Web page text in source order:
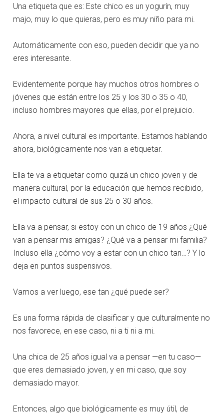
Una etiqueta que es: Este chico es un yogurín, muy
majo, muy lo que quieras, pero es muy niño para mi.
Automáticamente con eso, pueden decidir que ya no
eres interesante.
Evidentemente porque hay muchos otros hombres o
jóvenes que están entre los 25 y los 30 o 35 o 40,
incluso hombres mayores que ellas, por el prejuicio.
Ahora, a nivel cultural es importante. Estamos hablando
ahora, biológicamente nos van a etiquetar.
Ella te va a etiquetar como quizá un chico joven y de
manera cultural, por la educación que hemos recibido,
el impacto cultural de sus 25 o 30 años.
Ella va a pensar, si estoy con un chico de 19 años ¿Qué
van a pensar mis amigas? ¿Qué va a pensar mi familia?
Incluso ella ¿cómo voy a estar con un chico tan…? Y lo
deja en puntos suspensivos.
Vamos a ver luego, ese tan ¿qué puede ser?
Es una forma rápida de clasificar y que culturalmente no
nos favorece, en ese caso, ni a ti ni a mi.
Una chica de 25 años igual va a pensar —en tu caso—
que eres demasiado joven, y en mi caso, que soy
demasiado mayor.
Entonces, algo que biológicamente es muy útil, de